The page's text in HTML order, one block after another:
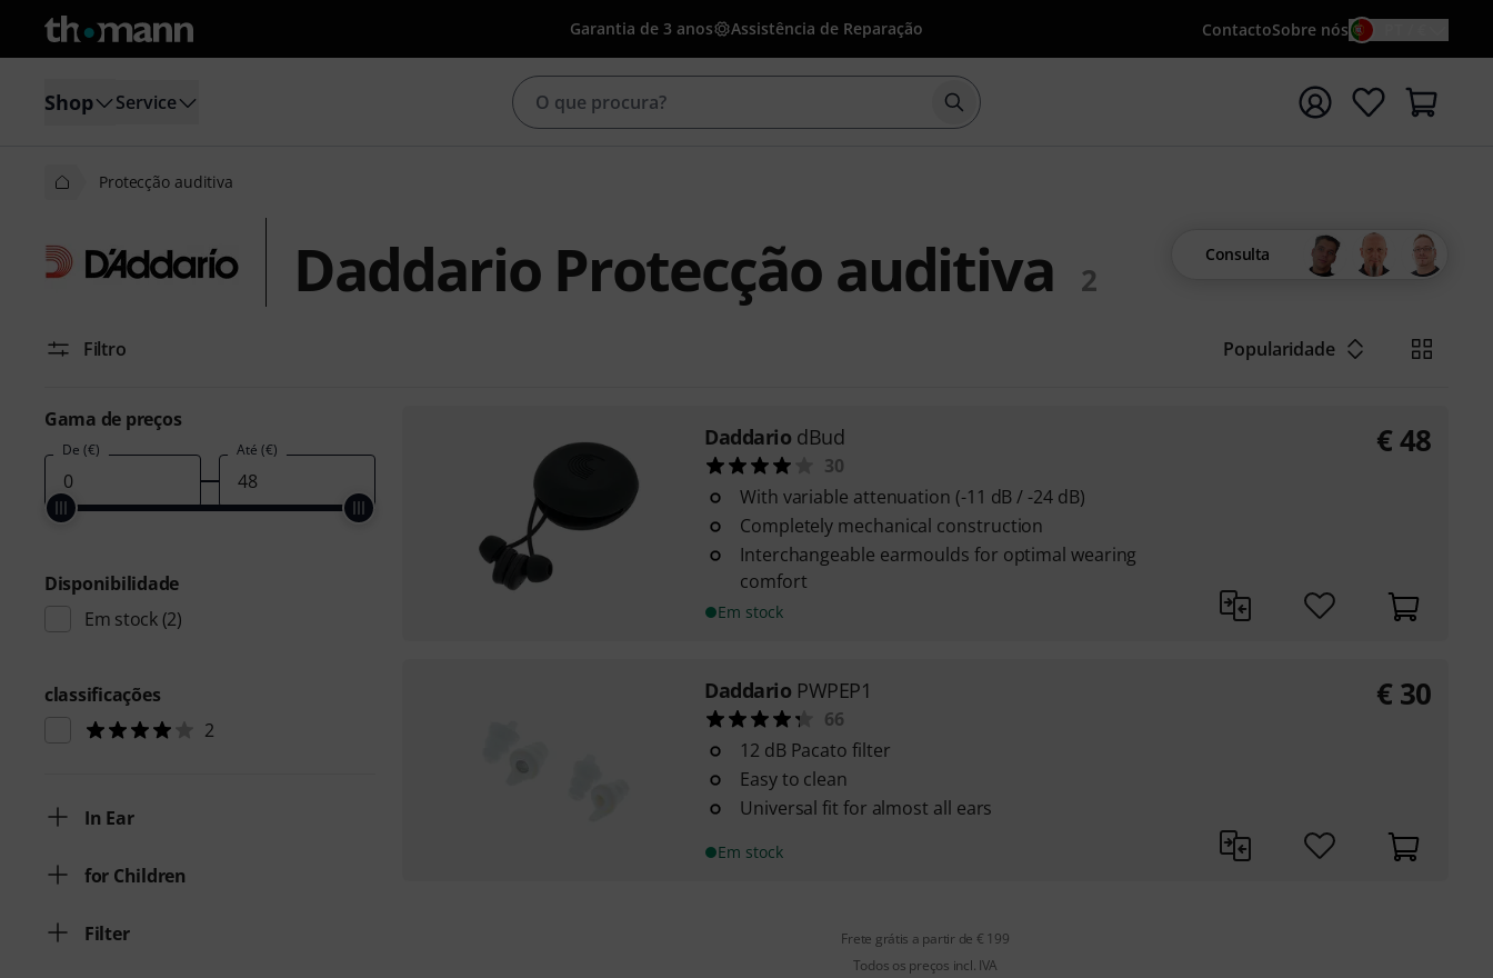
Garantia de 3 anos Assistência de Reparação ContactoSobre nós
Shop Service Iniciar pesquisa com o termo de pesquisa {searchTerm}
Protecção auditiva
Daddario Protecção auditiva 2
Consulta
Filtro Popularidade
Gama de preços
De (€) Até (€)
Disponibilidade
Em stock(2)
classificações
2
In Ear
for Children
Filter
Daddario dBud
30
With variable attenuation (-11 dB / -24 dB)
Completely mechanical construction
Interchangeable earmoulds for optimal wearing
comfort
Em stock
€48
Daddario PWPEP1
66
12 dB Pacato filter
Easy to clean
Universal fit for almost all ears
Em stock
€ 30
Frete grátis a partir de € 199
Todos os preços incl. IVA